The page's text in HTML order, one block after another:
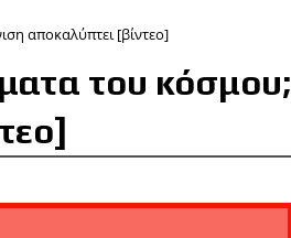
αποκαλύπτει [βίντεο]
του κόσμου;